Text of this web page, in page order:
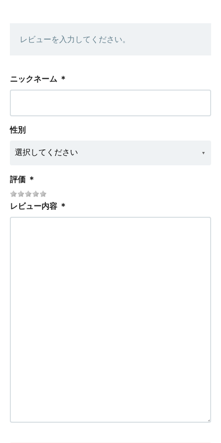
レビューを入力してください。
ニックネーム ＊
性別
評価 ＊
レビュー内容 ＊